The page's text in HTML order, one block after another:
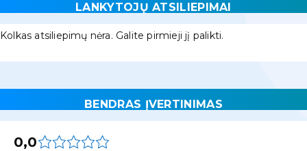
LANKYTOJŲ ATSILIEPIMAI
Kolkas atsiliepimų nėra. Galite pirmieji jį palikti.
BENDRAS ĮVERTINIMAS
0,0